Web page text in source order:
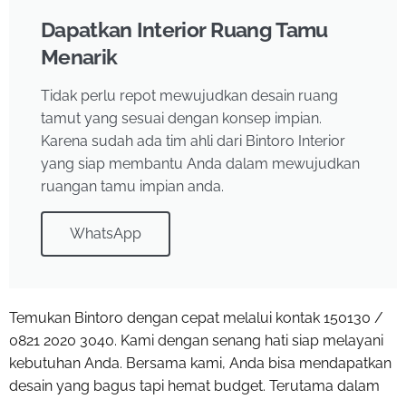
Dapatkan Interior Ruang Tamu
Menarik
Tidak perlu repot mewujudkan desain ruang
tamut yang sesuai dengan konsep impian.
Karena sudah ada tim ahli dari Bintoro Interior
yang siap membantu Anda dalam mewujudkan
ruangan tamu impian anda.
WhatsApp
Temukan Bintoro dengan cepat melalui kontak 150130 /
0821 2020 3040. Kami dengan senang hati siap melayani
kebutuhan Anda. Bersama kami, Anda bisa mendapatkan
desain yang bagus tapi hemat budget. Terutama dalam